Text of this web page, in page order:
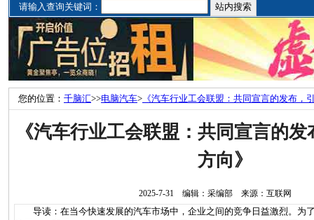
请输入查询关键词：
您的位置： 千脑汇>>电脑汽车> 《汽车行业工会联盟：共同宣言的发布，
《汽车行业工会联盟：共同宣言的
方向》
2025-7-31 编辑：采编部 来源：互联网
导读：在当今快速发展的汽车市场中，企业之间的竞争日益激烈。为